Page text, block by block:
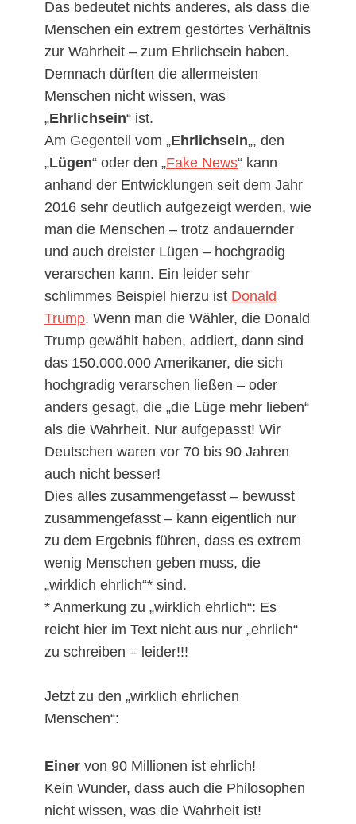
Das bedeutet nichts anderes, als dass die
Menschen ein extrem gestörtes Verhältnis
zur Wahrheit – zum Ehrlichsein haben.
Demnach dürften die allermeisten
Menschen nicht wissen, was
„Ehrlichsein“ ist.
Am Gegenteil vom „Ehrlichsein„, den
„Lügen“ oder den „Fake News“ kann
anhand der Entwicklungen seit dem Jahr
2016 sehr deutlich aufgezeigt werden, wie
man die Menschen – trotz andauernder
und auch dreister Lügen – hochgradig
verarschen kann. Ein leider sehr
schlimmes Beispiel hierzu ist Donald
Trump. Wenn man die Wähler, die Donald
Trump gewählt haben, addiert, dann sind
das 150.000.000 Amerikaner, die sich
hochgradig verarschen ließen – oder
anders gesagt, die „die Lüge mehr lieben“
als die Wahrheit. Nur aufgepasst! Wir
Deutschen waren vor 70 bis 90 Jahren
auch nicht besser!
Dies alles zusammengefasst – bewusst
zusammengefasst – kann eigentlich nur
zu dem Ergebnis führen, dass es extrem
wenig Menschen geben muss, die
„wirklich ehrlich“* sind.
* Anmerkung zu „wirklich ehrlich“: Es
reicht hier im Text nicht aus nur „ehrlich“
zu schreiben – leider!!!
Jetzt zu den „wirklich ehrlichen
Menschen“:
Einer von 90 Millionen ist ehrlich!
Kein Wunder, dass auch die Philosophen
nicht wissen, was die Wahrheit ist!